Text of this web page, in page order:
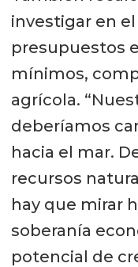
investigar en
presupuestos
mínimos,
agrícola.
deberíamos
hacia el mar.
recursos
hay que mirar
soberanía
potencial de